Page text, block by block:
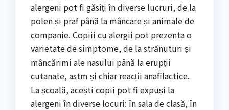
alergeni pot fi găsiți în diverse lucruri, de la
polen și praf până la mâncare și animale de
companie. Copiii cu alergii pot prezenta o
varietate de simptome, de la strănuturi și
mâncărimi ale nasului până la erupții
cutanate, astm și chiar reacții anafilactice.
La școală, acești copii pot fi expuși la
alergeni în diverse locuri: în sala de clasă, în